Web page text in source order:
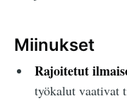
Miinukset
Rajoitetut
työkalut vaativat